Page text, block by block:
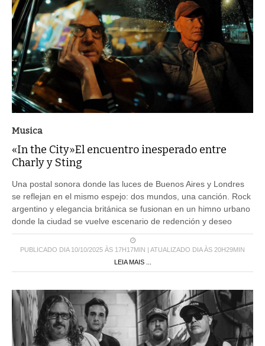
Musica
«In the City»El encuentro inesperado entre
Charly y Sting
Una postal sonora donde las luces de Buenos Aires y Londres
se reflejan en el mismo espejo: dos mundos, una canción. Rock
argentino y elegancia británica se fusionan en un himno urbano
donde la ciudad se vuelve escenario de redención y deseo
PUBLICADO DIA 10/10/2025 ÀS 17H17MIN | ATUALIZADO DIA ÀS 20H29MIN
LEIA MAIS ...